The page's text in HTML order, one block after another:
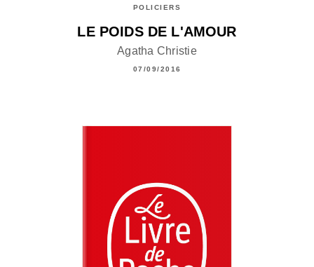
POLICIERS
LE POIDS DE L'AMOUR
Agatha Christie
07/09/2016